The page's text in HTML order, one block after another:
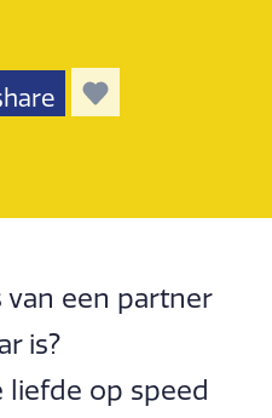
een partner
is?
op speed